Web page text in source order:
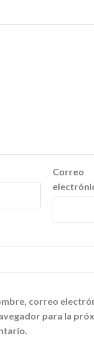
Correo
correo
para la